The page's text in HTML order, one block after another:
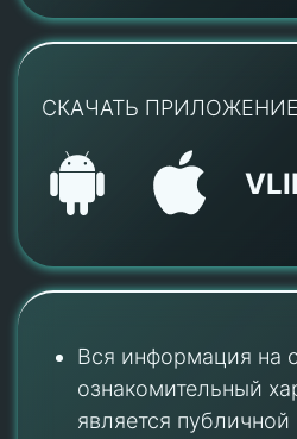
СКАЧАТЬ ПРИЛОЖЕНИЕ
Вся информация на
ознакомительный
является